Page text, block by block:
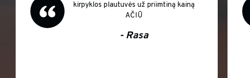
kirpyklos plautuvės už priimtiną kainą
AČIŪ
- Rasa